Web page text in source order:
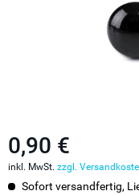
0,90 €
inkl. MwSt. zzgl.
Sofort versandfertig,